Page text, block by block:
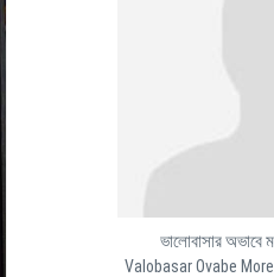
ভালোবাসার অভাবে
Valobasar Ovabe